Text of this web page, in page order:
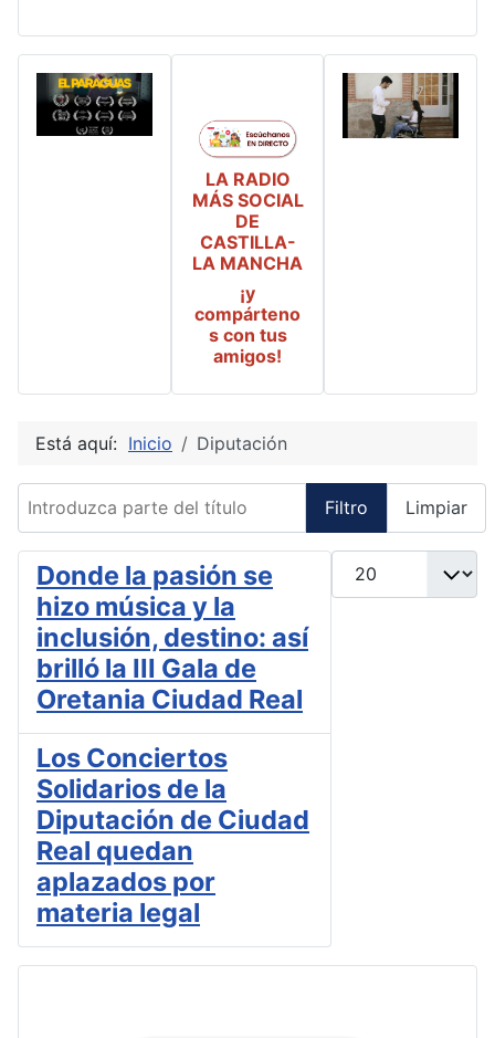
LA RADIO
MÁS SOCIAL
DE
CASTILLA-
LA MANCHA
¡y
compárteno
s con tus
amigos!
Está aquí: Inicio Diputación
Introduzca parte del título
Filtro Limpiar
Cantidad
Donde la pasión se
hizo música y la
inclusión, destino: así
brilló la III Gala de
Oretania Ciudad Real
Los Conciertos
Solidarios de la
Diputación de Ciudad
Real quedan
aplazados por
materia legal